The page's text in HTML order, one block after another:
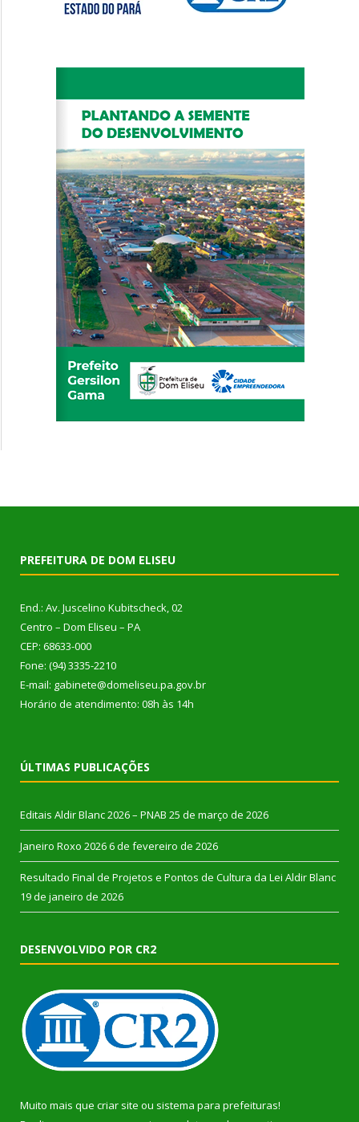
PREFEITURA DE DOM ELISEU
End.: Av. Juscelino Kubitscheck, 02
Centro – Dom Eliseu – PA
CEP: 68633-000
Fone: (94) 3335-2210
E-mail: gabinete@domeliseu.pa.gov.br
Horário de atendimento: 08h às 14h
ÚLTIMAS PUBLICAÇÕES
Editais Aldir Blanc 2026 – PNAB 25 de março de 2026
Janeiro Roxo 2026 6 de fevereiro de 2026
Resultado Final de Projetos e Pontos de Cultura da Lei Aldir Blanc
19 de janeiro de 2026
DESENVOLVIDO POR CR2
Muito mais que criar site ou sistema para prefeituras!